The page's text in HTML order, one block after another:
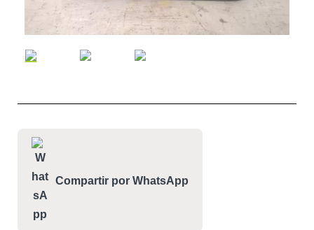
Compartir por WhatsApp